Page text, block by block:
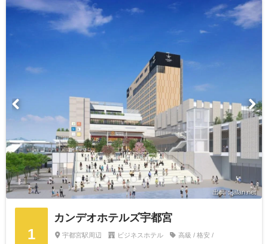
出典：jalan.net
1
カンデオホテルズ宇都宮
宇都宮駅周辺 ビジネスホテル 高級 / 格安 /